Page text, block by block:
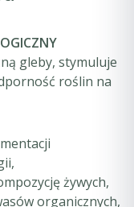
gleby, stymuluje
roślin na
żywych,
organicznych,